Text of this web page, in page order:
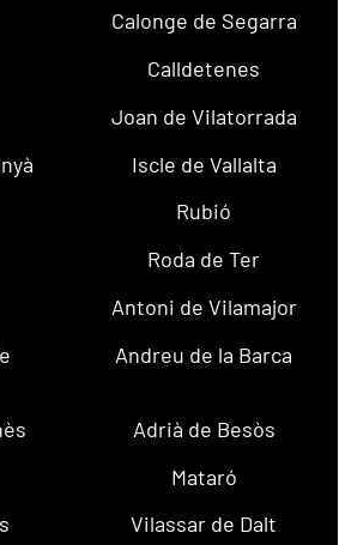
Calonge de Segarra
Calldetenes
Joan de Vilatorrada
Iscle de Vallalta
Rubió
Roda de Ter
Antoni de Vilamajor
Andreu de la Barca
Adrià de Besòs
Mataró
Vilassar de Dalt